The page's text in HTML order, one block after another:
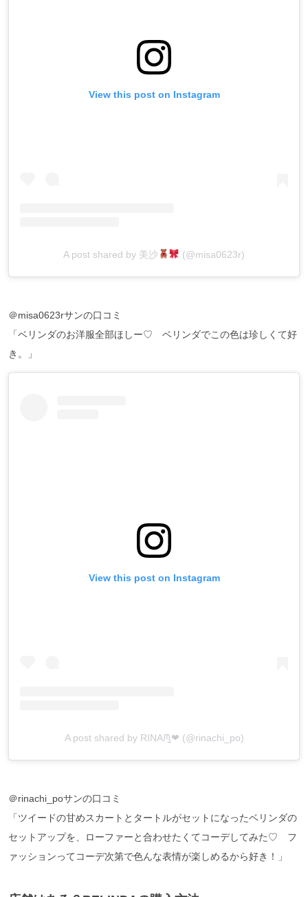
View this post on Instagram
A post shared by 美沙 (@misa0623r)
＠misa0623rサンの口コミ
「ベリンダのお洋服全部ほしー♡ ベリンダでこの色は珍しくて好
き。」
View this post on Instagram
A post shared by RINAᙏ̤̫❤︎ (@rinachi_po)
＠rinachi_poサンの口コミ
「ツイードの甘めスカートとタートルがセットになったベリンダの
セットアップを、ローファーと合わせたくてコーデしてみた♡ フ
ァッションってコーデ次第で色んな表情が楽しめるから好き！」